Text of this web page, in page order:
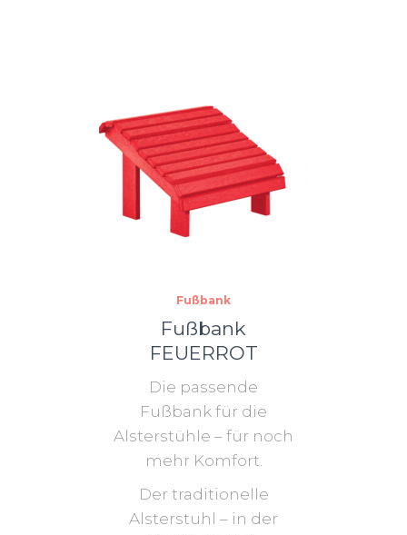
Fußbank
Fußbank
FEUERROT
Die passende
Fußbank für die
Alsterstühle – für noch
mehr Komfort.
Der traditionelle
Alsterstuhl – in der